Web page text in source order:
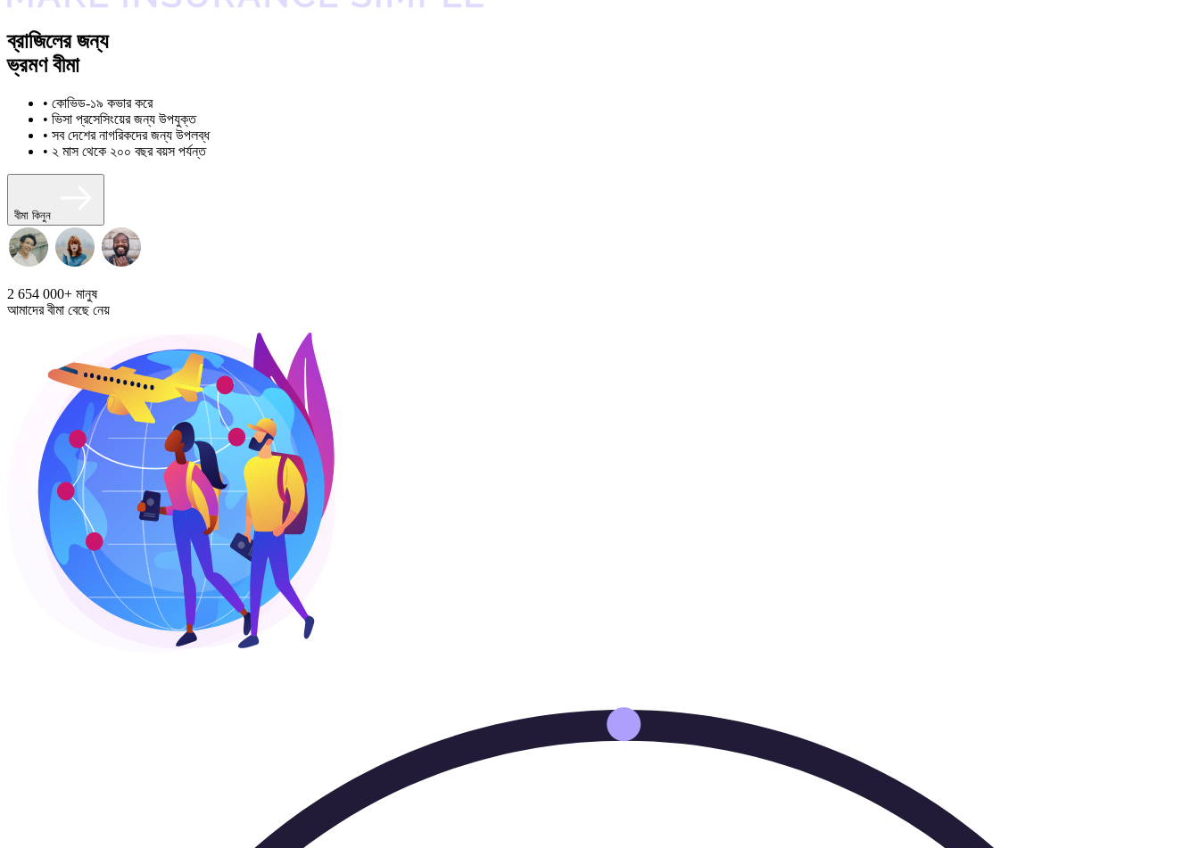
ব্রাজিলের জন্য
ভ্রমণ বীমা
• কোভিড-১৯ কভার করে
• ভিসা প্রসেসিংয়ের জন্য উপযুক্ত
• সব দেশের নাগরিকদের জন্য উপলব্ধ
• ২ মাস থেকে ২০০ বছর বয়স পর্যন্ত
বীমা কিনুন
2 654 000+ মানুষ
আমাদের বীমা বেছে নেয়